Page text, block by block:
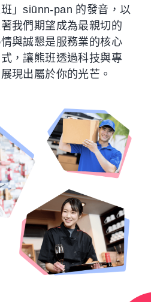
」siūnn-pan 的發音，以
我們期望成為最親切的
與誠懇是服務業的核心
，讓熊班透過科技與專
現出屬於你的光芒。